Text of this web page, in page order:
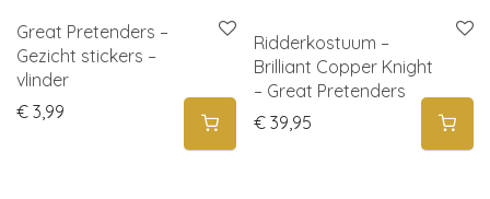
Great Pretenders –
Gezicht stickers –
vlinder
€ 3,99
Ridderkostuum –
Brilliant Copper Knight
– Great Pretenders
€ 39,95